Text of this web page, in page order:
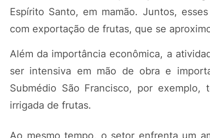
Espírito Santo, em mamão. Juntos,
com exportação de frutas, que se
Além da importância econômica, a
ser intensiva em mão de obra e
Submédio São Francisco, por
irrigada de frutas.
Ao mesmo tempo, o setor enfrenta um